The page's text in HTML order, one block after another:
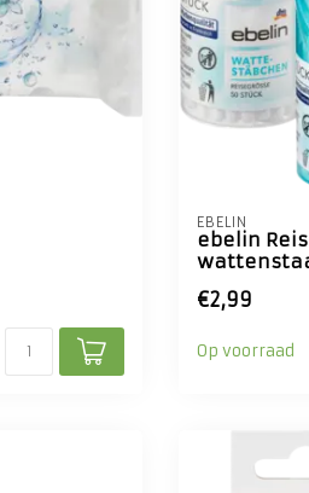
EBELIN
ebelin
€2,99
Op voorraad